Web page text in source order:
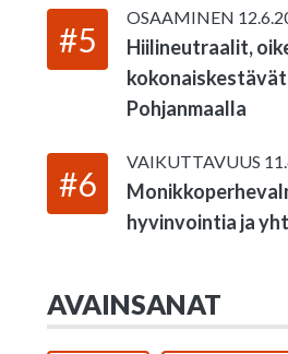
#5
OSAAMINEN
Hiilineutraalit,
Pohjanmaalla
#6
VAIKUTTAVUUS
hyvinvointia ja
AVAINSANAT